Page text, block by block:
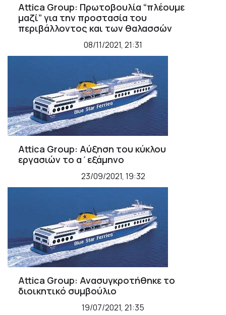
Attica Group: Πρωτοβουλία “πλέουμε
μαζί” για την προστασία του
περιβάλλοντος και των θαλασσών
08/11/2021, 21:31
Attica Group: Αύξηση του κύκλου
εργασιών το α΄εξάμηνο
23/09/2021, 19:32
Attica Group: Ανασυγκροτήθηκε το
διοικητικό συμβούλιο
19/07/2021, 21:35